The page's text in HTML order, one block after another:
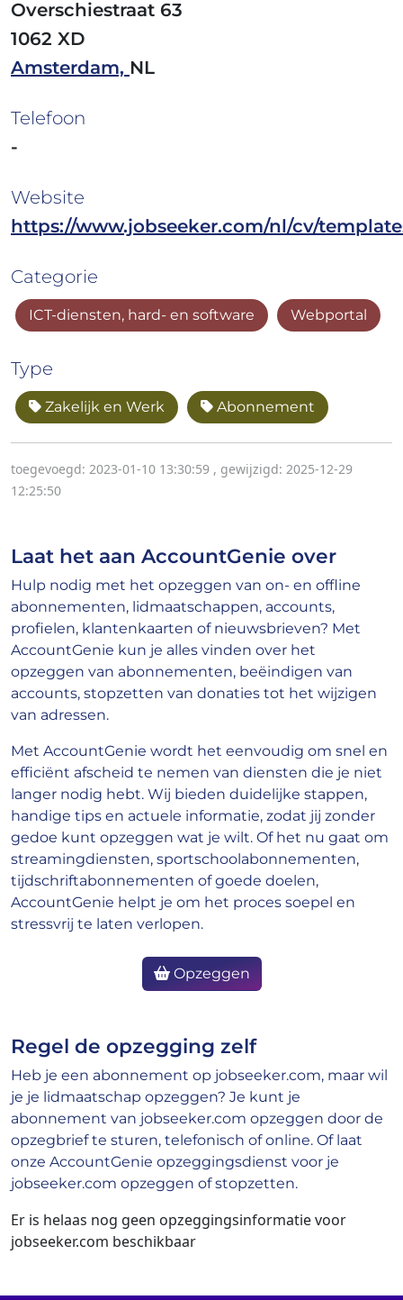
Overschiestraat 63
1062 XD
Amsterdam, NL
Telefoon
-
Website
https://www.jobseeker.com/nl/cv/
Categorie
ICT-diensten, hard- en software Webportal
Type
Zakelijk en Werk Abonnement
toegevoegd: 2023-01-10 13:30:59 , gewijzigd: 2025-12-29
12:25:50
Laat het aan AccountGenie over
Hulp nodig met het opzeggen van on- en offline
abonnementen, lidmaatschappen, accounts,
profielen, klantenkaarten of nieuwsbrieven? Met
AccountGenie kun je alles vinden over het
opzeggen van abonnementen, beëindigen van
accounts, stopzetten van donaties tot het wijzigen
van adressen.
Met AccountGenie wordt het eenvoudig om snel en
efficiënt afscheid te nemen van diensten die je niet
langer nodig hebt. Wij bieden duidelijke stappen,
handige tips en actuele informatie, zodat jij zonder
gedoe kunt opzeggen wat je wilt. Of het nu gaat om
streamingdiensten, sportschoolabonnementen,
tijdschriftabonnementen of goede doelen,
AccountGenie helpt je om het proces soepel en
stressvrij te laten verlopen.
Opzeggen
Regel de opzegging zelf
Heb je een abonnement op jobseeker.com, maar wil
je je lidmaatschap opzeggen? Je kunt je
abonnement van jobseeker.com opzeggen door de
opzegbrief te sturen, telefonisch of online. Of laat
onze AccountGenie opzeggingsdienst voor je
jobseeker.com opzeggen of stopzetten.
Er is helaas nog geen opzeggingsinformatie voor
jobseeker.com beschikbaar